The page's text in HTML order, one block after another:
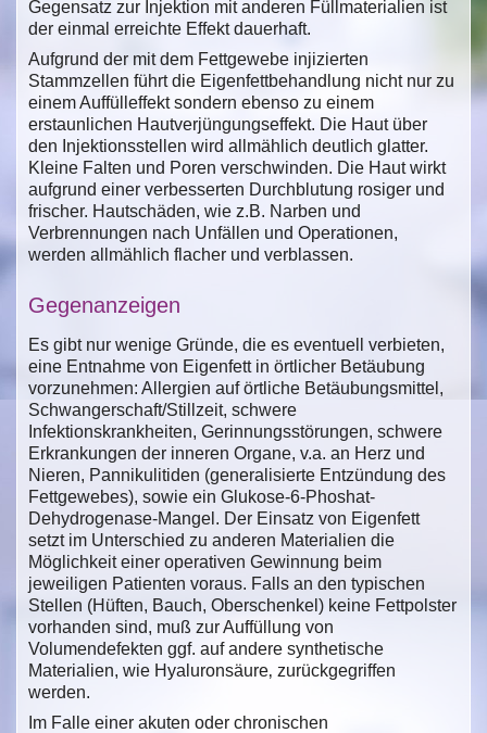
Gegensatz zur Injektion mit anderen Füllmaterialien ist
der einmal erreichte Effekt dauerhaft.
Aufgrund der mit dem Fettgewebe injizierten
Stammzellen führt die Eigenfettbehandlung nicht nur zu
einem Auffülleffekt sondern ebenso zu einem
erstaunlichen Hautverjüngungseffekt. Die Haut über
den Injektionsstellen wird allmählich deutlich glatter.
Kleine Falten und Poren verschwinden. Die Haut wirkt
aufgrund einer verbesserten Durchblutung rosiger und
frischer. Hautschäden, wie z.B. Narben und
Verbrennungen nach Unfällen und Operationen,
werden allmählich flacher und verblassen.
Gegenanzeigen
Es gibt nur wenige Gründe, die es eventuell verbieten,
eine Entnahme von Eigenfett in örtlicher Betäubung
vorzunehmen: Allergien auf örtliche Betäubungsmittel,
Schwangerschaft/Stillzeit, schwere
Infektionskrankheiten, Gerinnungsstörungen, schwere
Erkrankungen der inneren Organe, v.a. an Herz und
Nieren, Pannikulitiden (generalisierte Entzündung des
Fettgewebes), sowie ein Glukose-6-Phoshat-
Dehydrogenase-Mangel. Der Einsatz von Eigenfett
setzt im Unterschied zu anderen Materialien die
Möglichkeit einer operativen Gewinnung beim
jeweiligen Patienten voraus. Falls an den typischen
Stellen (Hüften, Bauch, Oberschenkel) keine Fettpolster
vorhanden sind, muß zur Auffüllung von
Volumendefekten ggf. auf andere synthetische
Materialien, wie Hyaluronsäure‚ zurückgegriffen
werden.
Im Falle einer akuten oder chronischen